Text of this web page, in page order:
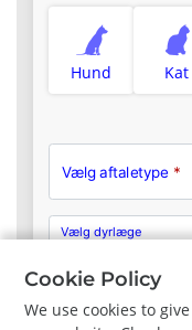
Hund Kat
Vælg aftaletype *
Vælg dyrlæge
Cookie Policy
We use cookies to